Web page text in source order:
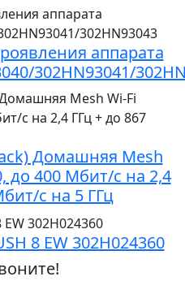
аппарата
302HN93041/
Домашняя Mesh
до 400 Мбит/с на 2,4
с на 5 ГГц
8 EW 302H024360